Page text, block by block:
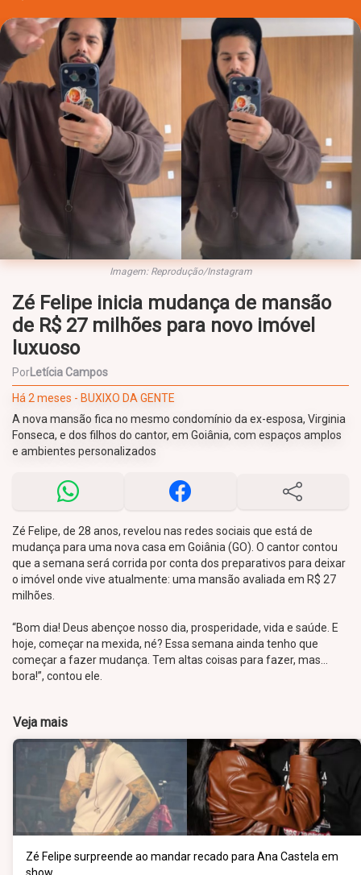
Imagem: Reprodução/Instagram
Zé Felipe inicia mudança de mansão
de R$ 27 milhões para novo imóvel
luxuoso
PorLetícia Campos
Há 2 meses - BUXIXO DA GENTE
A nova mansão fica no mesmo condomínio da ex-esposa, Virginia
Fonseca, e dos filhos do cantor, em Goiânia, com espaços amplos
e ambientes personalizados
Zé Felipe, de 28 anos, revelou nas redes sociais que está de
mudança para uma nova casa em Goiânia (GO). O cantor contou
que a semana será corrida por conta dos preparativos para deixar
o imóvel onde vive atualmente: uma mansão avaliada em R$ 27
milhões.
“Bom dia! Deus abençoe nosso dia, prosperidade, vida e saúde. E
hoje, começar na mexida, né? Essa semana ainda tenho que
começar a fazer mudança. Tem altas coisas para fazer, mas…
bora!”, contou ele.
Veja mais
Zé Felipe surpreende ao mandar recado para Ana Castela em